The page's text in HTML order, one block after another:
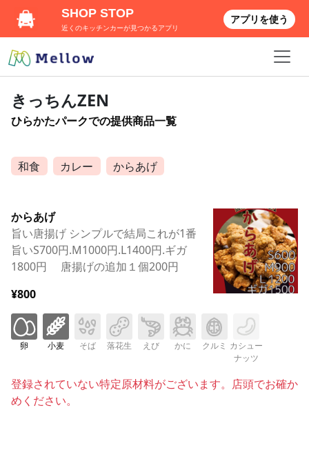
きっちんZEN
ひらかたパークでの提供商品一覧
和食 カレー からあげ
からあげ
旨い唐揚げ シンプルで結局これが1番
旨いS700円.M1000円.L1400円.ギガ
1800円 唐揚げの追加１個200円
¥800
卵 小麦 そば 落花生 えび かに クルミ カシュー
ナッツ
登録されていない特定原材料がございます。店頭でお確か
めください。
SHOP STOP
近くのキッチンカーが見つかるアプリ
アプリを使う